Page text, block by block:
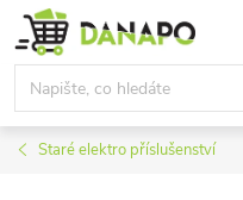
Přejít
na
obsah
Staré elektro příslušenství